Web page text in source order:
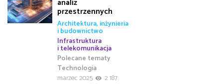
analiz
przestrzennych
Architektura, inżynieria
i budownictwo
Infrastruktura
i telekomunikacja
Polecane tematy
Technologia
marzec 2025
2 187